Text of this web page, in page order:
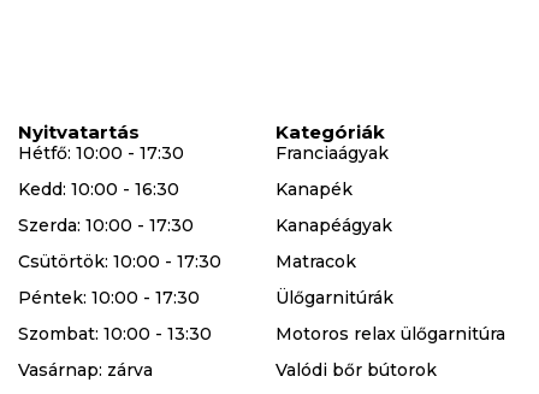
Nyitvatartás
Hétfő: 10:00 - 17:30
Kedd: 10:00 - 16:30
Szerda: 10:00 - 17:30
Csütörtök: 10:00 - 17:30
Péntek: 10:00 - 17:30
Szombat: 10:00 - 13:30
Vasárnap: zárva
Kategóriák
Franciaágyak
Kanapék
Kanapéágyak
Matracok
Ülőgarnitúrák
Motoros relax ülőgarnitúra
Valódi bőr bútorok